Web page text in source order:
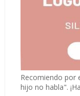
Recomiendo por
hijo no habla".